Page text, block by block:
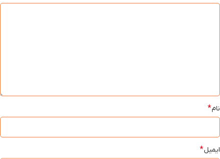
نام*
ایمیل*